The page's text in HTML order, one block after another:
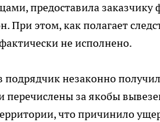
предоставила
этом, как полагает
не исполнено.
незаконно
перечислены за якобы
что причинило